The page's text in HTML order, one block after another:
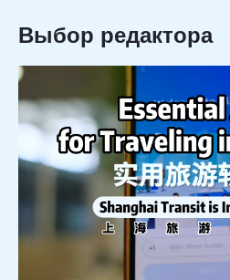
Выбор редактора